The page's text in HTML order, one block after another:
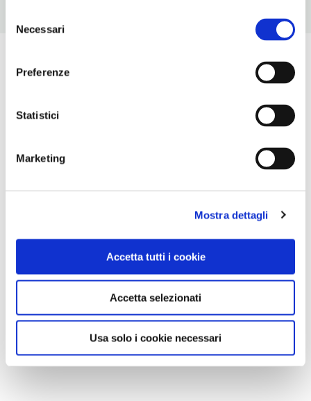
delNecessari
Preferenze
Statistici
Marketing
Mostra dettagli
Accetta tutti i cookie
Accetta selezionati
Usa solo i cookie necessari